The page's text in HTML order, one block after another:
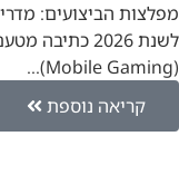
מפלצות הביצועים:
לשנת 2026
(Mobile Gaming)…
קריאה נוספת